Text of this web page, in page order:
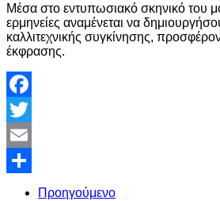
Μέσα στο εντυπωσιακό σκηνικό του
ερμηνείες αναμένεται να
καλλιτεχνικής συγκίνησης,
έκφρασης.
Facebook
Twitter
Email
Share
Προηγούμενο